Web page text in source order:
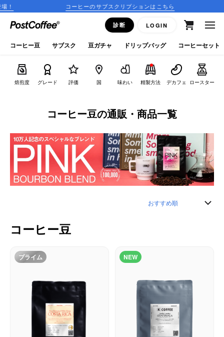
コーヒーのサブスクリプションはこちら
診断 LOGIN
close
ログイン
新規会員登録
コーヒー豆 keyboard_arrow_right
豆ガチャ
コーヒーセット
ミルク・フード類
アクセサリ
CFFBNS
焙煎度 グレード 評価 国 味わい 精製方法 デカフェ ロースター
コーヒー豆の通販・商品一覧
コーヒー豆
プライム NEW
コーヒー豆 サブスク 豆ガチャ ドリップバッグ コーヒーセット